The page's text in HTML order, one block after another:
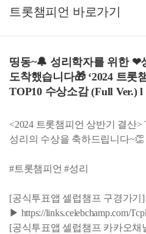
트롯챔피언
띵동~🔔 성리학자를 위한 ❤
도착했습니다🎁 ‘2024 트롯
TOP10 수상소감 (Full Ver.) l
<2024 트롯챔피언 상반기 결산>
성리의 수상을 축하드립니다~👏
#트롯챔피언 #성리
[공식투표앱 셀럽챔프 구경가기]
▶ https://links.celebchamp.com/
[공식투표앱 셀럽챔프 카카오채